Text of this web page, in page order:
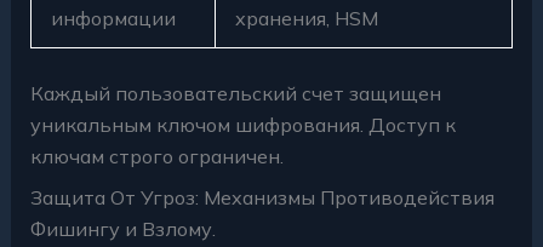
информации
хранения, HSM
Каждый пользовательский счет защищен
уникальным ключом шифрования. Доступ к
ключам строго ограничен.
Защита От Угроз: Механизмы Противодействия
Фишингу и Взлому.